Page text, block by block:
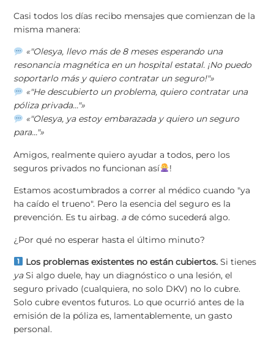
Casi todos los días recibo mensajes que comienzan de la
misma manera:
«"Olesya, llevo más de 8 meses esperando una
resonancia magnética en un hospital estatal. ¡No puedo
soportarlo más y quiero contratar un seguro!"»
«"He descubierto un problema, quiero contratar una
póliza privada..."»
«"Olesya, ya estoy embarazada y quiero un seguro
para..."»
Amigos, realmente quiero ayudar a todos, pero los
seguros privados no funcionan así
!
Estamos acostumbrados a correr al médico cuando "ya
ha caído el trueno". Pero la esencia del seguro es la
prevención. Es tu airbag. ade cómo sucederá algo.
¿Por qué no esperar hasta el último minuto?
Los problemas existentes no están cubiertos. Si tienes
yaSi algo duele, hay un diagnóstico o una lesión, el
seguro privado (cualquiera, no solo DKV) no lo cubre.
Solo cubre eventos futuros. Lo que ocurrió antes de la
emisión de la póliza es, lamentablemente, un gasto
personal.